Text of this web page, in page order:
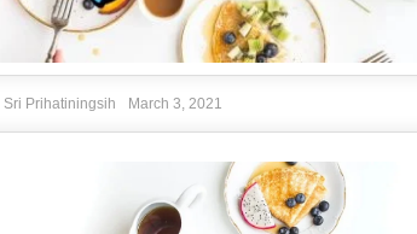
Sri Prihatiningsih March 3, 2021